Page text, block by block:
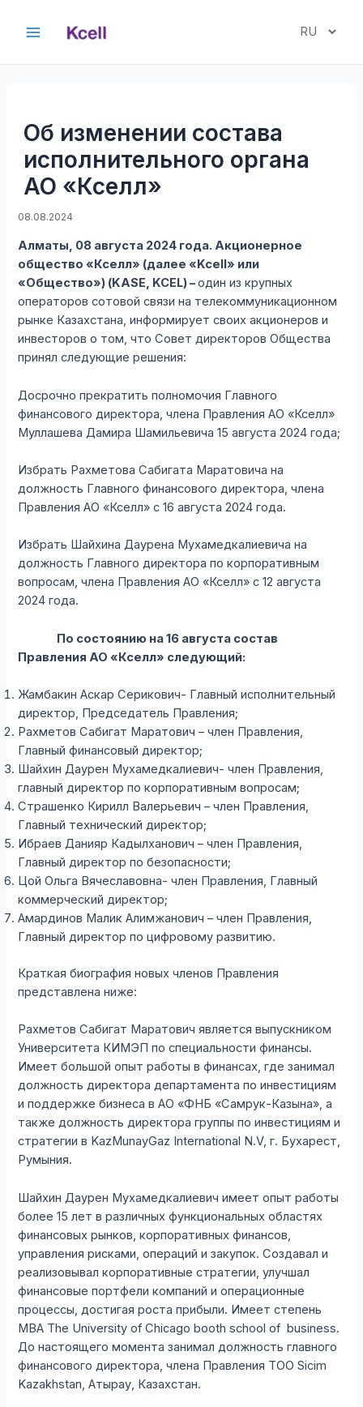
Выбрать
Об изменении состава
исполнительного органа
АО «Кселл»
08.08.2024
Алматы, 08 августа 2024 года. Акционерное
общество «Кселл» (далее «Kcell» или
«Общество») (KASE, KCEL) –один из крупных
операторов сотовой связи на телекоммуникационном
рынке Казахстана, информирует своих акционеров и
инвесторов о том, что Совет директоров Общества
принял следующие решения:
Досрочно прекратить полномочия Главного
финансового директора, члена Правления АО «Кселл»
Муллашева Дамира Шамильевича 15 августа 2024 года;
Избрать Рахметова Сабигата Маратовича на
должность Главного финансового директора, члена
Правления АО «Кселл» с 16 августа 2024 года.
Избрать Шайхина Даурена Мухамедкалиевича на
должность Главного директора по корпоративным
вопросам, члена Правления АО «Кселл» с 12 августа
2024 года.
По состоянию на 16 августа состав
Правления АО «Кселл» следующий:
Жамбакин Аскар Серикович- Главный исполнительный
директор, Председатель Правления;
Рахметов Сабигат Маратович – член Правления,
Главный финансовый директор;
Шайхин Даурен Мухамедкалиевич- член Правления,
главный директор по корпоративным вопросам;
Страшенко Кирилл Валерьевич – член Правления,
Главный технический директор;
Ибраев Данияр Кадылханович – член Правления,
Главный директор по безопасности;
Цой Ольга Вячеславовна- член Правления, Главный
коммерческий директор;
Амардинов Малик Алимжанович – член Правления,
Главный директор по цифровому развитию.
Краткая биография новых членов Правления
представлена ниже:
Рахметов Сабигат Маратович является выпускником
Университета КИМЭП по специальности финансы.
Имеет большой опыт работы в финансах, где занимал
должность директора департамента по инвестициям
и поддержке бизнеса в АО «ФНБ «Самрук-Казына», а
также должность директора группы по инвестициям и
стратегии в KazMunayGaz International N.V, г. Бухарест,
Румыния.
Шайхин Даурен Мухамедкалиевич имеет опыт работы
более 15 лет в различных функциональных областях
финансовых рынков, корпоративных финансов,
управления рисками, операций и закупок. Создавал и
реализовывал корпоративные стратегии, улучшал
финансовые портфели компаний и операционные
процессы, достигая роста прибыли. Имеет степень
MBA The University of Chicago booth school of business.
До настоящего момента занимал должность главного
финансового директора, члена Правления ТОО Sicim
Kazakhstan, Атырау, Казахстан.